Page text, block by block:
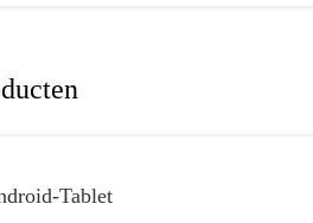
Tablet